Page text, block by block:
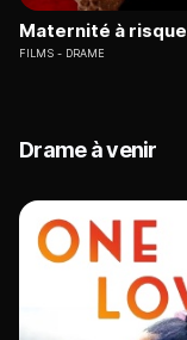
Maternité à risque
FILMS DRAME
Drame à venir